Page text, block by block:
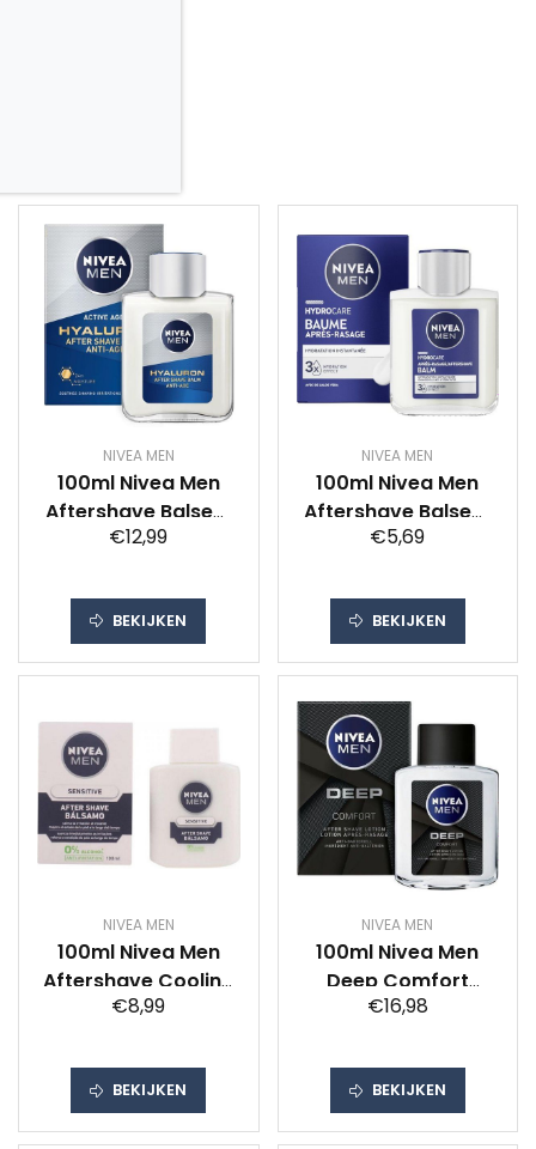
NIVEA MEN
100ml Nivea Men
Aftershave Balsem
Anti-age
€12,99
BEKIJKEN
NIVEA MEN
100ml Nivea Men
Aftershave Balsem
€5,69
BEKIJKEN
NIVEA MEN
100ml Nivea Men
Aftershave Cooling
Balsem Sensitive
€8,99
BEKIJKEN
NIVEA MEN
100ml Nivea Men
Deep Comfort
Aftershave Lotion
€16,98
BEKIJKEN